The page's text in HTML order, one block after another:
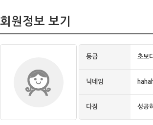
회원정보 보기
등급 초보
닉네임
다짐 성공